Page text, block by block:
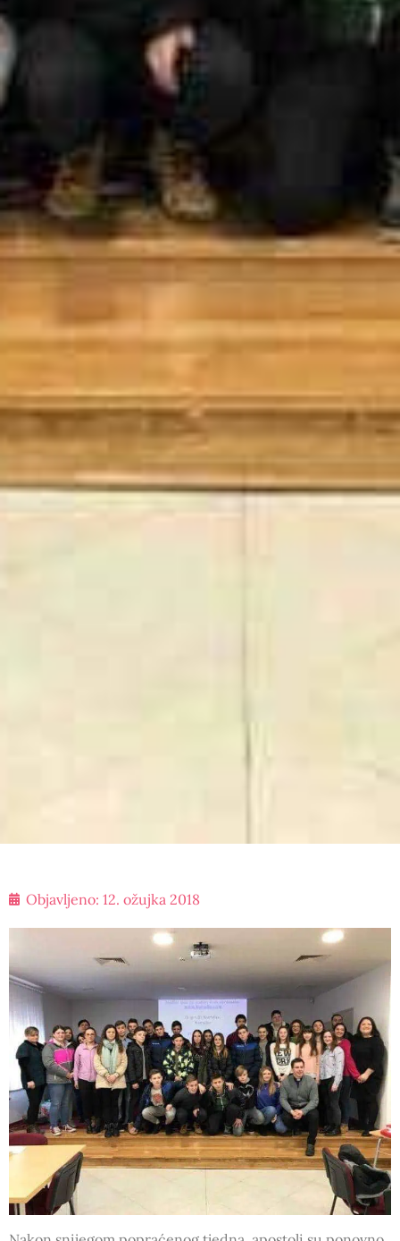
Objavljeno: 12. ožujka 2018